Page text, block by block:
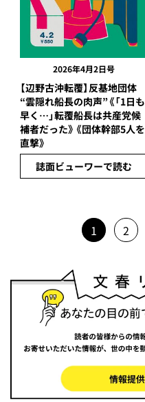
2026年4月2日号
【辺野古沖転覆】反基地団体
“雲隠れ船長の肉声”《「1日も
早く…」転覆船長は共産党候
補者だった》《団体幹部5人を
直撃》
誌面ビューワーで読む
1 2